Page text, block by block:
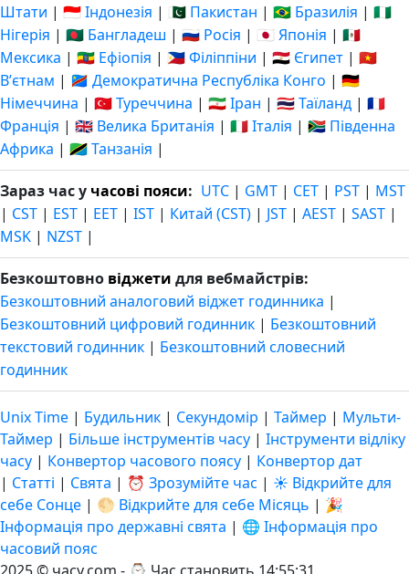
Штати | 🇮🇩 Індонезія | 🇵🇰 Пакистан | 🇧🇷 Бразилія | 🇳🇬
Нігерія | 🇧🇩 Бангладеш | 🇷🇺 Росія | 🇯🇵 Японія | 🇲🇽
Мексика | 🇪🇹 Ефіопія | 🇵🇭 Філіппіни | 🇪🇬 Єгипет | 🇻🇳
Вʼєтнам | 🇨🇩 Демократична Республіка Конго | 🇩🇪
Німеччина | 🇹🇷 Туреччина | 🇮🇷 Іран | 🇹🇭 Таїланд | 🇫🇷
Франція | 🇬🇧 Велика Британія | 🇮🇹 Італія | 🇿🇦 Південна
Африка | 🇹🇿 Танзанія |
Зараз час у часові пояси: UTC | GMT | CET | PST | MST
| CST | EST | EET | IST | Китай (CST) | JST | AEST | SAST |
MSK | NZST |
Безкоштовно віджети для вебмайстрів:
Безкоштовний аналоговий віджет годинника |
Безкоштовний цифровий годинник | Безкоштовний
текстовий годинник | Безкоштовний словесний
годинник
Unix Time | Будильник | Секундомір | Таймер | Мульти-
Таймер | Більше інструментів часу | Інструменти відліку
часу | Конвертор часового поясу | Конвертор дат
| Статті | Свята | ⏰ Зрозумійте час | ☀️ Відкрийте для
себе Сонце | 🌕 Відкрийте для себе Місяць | 🎉
Інформація про державні свята | 🌐 Інформація про
часовий пояс